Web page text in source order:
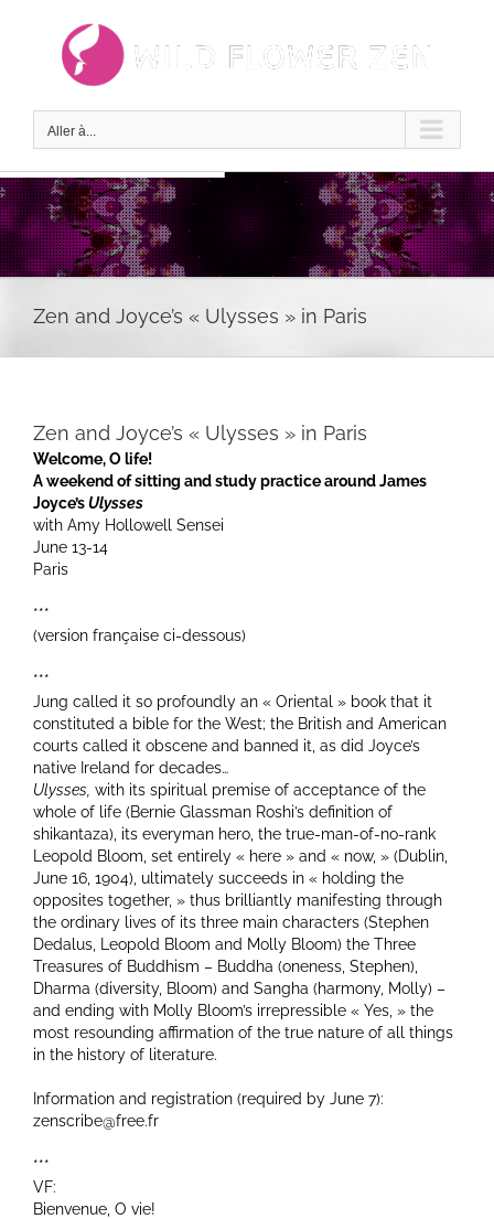
Aller à...
Zen and Joyce’s « Ulysses » in Paris
Zen and Joyce’s « Ulysses » in Paris
Welcome, O life!
A weekend of sitting and study practice around James
Joyce’sUlysses
with Amy Hollowell Sensei
June 13-14
Paris
***
(version française ci-dessous)
***
Jung called it so profoundly an « Oriental » book that it
constituted a bible for the West; the British and American
courts called it obscene and banned it, as did Joyce’s
native Ireland for decades…
Ulysses, with its spiritual premise of acceptance of the
whole of life (Bernie Glassman Roshi’s definition of
shikantaza), its everyman hero, the true-man-of-no-rank
Leopold Bloom, set entirely « here » and « now, » (Dublin,
June 16, 1904), ultimately succeeds in « holding the
opposites together, » thus brilliantly manifesting through
the ordinary lives of its three main characters (Stephen
Dedalus, Leopold Bloom and Molly Bloom) the Three
Treasures of Buddhism – Buddha (oneness, Stephen),
Dharma (diversity, Bloom) and Sangha (harmony, Molly) –
and ending with Molly Bloom’s irrepressible « Yes, » the
most resounding affirmation of the true nature of all things
in the history of literature.
Information and registration (required by June 7):
zenscribe@free.fr
***
VF:
Bienvenue, O vie!